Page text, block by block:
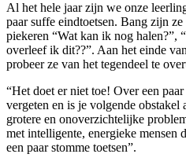
Al het hele jaar zijn we onze
paar suffe eindtoetsen. Bang zijn
piekeren “Wat kan ik nog halen?”,
overleef ik dit??”. Aan het einde
probeer ze van het tegendeel te
“Het doet er niet toe! Over een
vergeten en is je volgende
grotere en onoverzichtelijke
met intelligente, energieke mensen
een paar stomme toetsen”.